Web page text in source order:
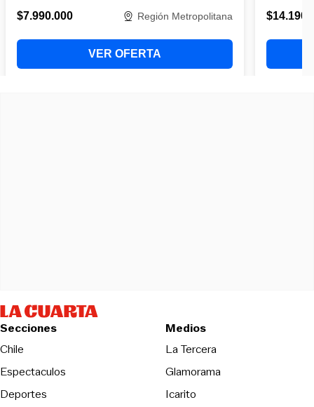
Secciones
Chile
Espectaculos
Deportes
Medios
La TerceraOpens in new
Glamorama
Icarito